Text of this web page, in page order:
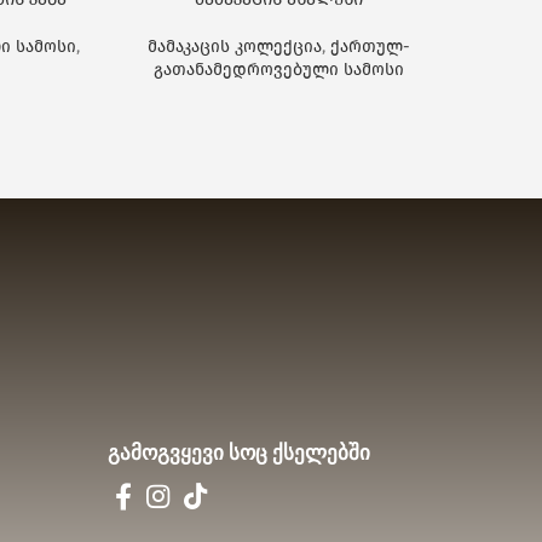
სამოსი,
მამაკაცის კოლექცია, ქართულ-
გათანამედროვებული სამოსი
გამოგვყევი სოც ქსელებში